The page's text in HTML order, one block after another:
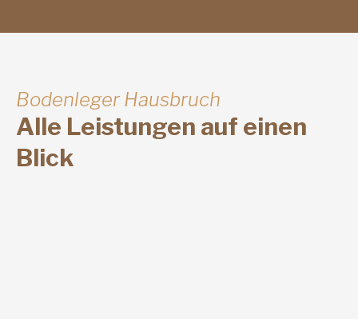
Bodenleger Hausbruch
Alle Leistungen auf einen
Blick